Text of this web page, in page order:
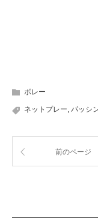
ボレー
ネットプレー, パッシ
前のページ